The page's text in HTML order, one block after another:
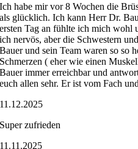
Ich habe mir vor 8 Wochen die
als glücklich. Ich kann Herr Dr.
ersten Tag an fühlte ich mich wohl
ich nervös, aber die Schwestern
Bauer und sein Team waren so so
Schmerzen ( eher wie einen
Bauer immer erreichbar und
euch allen sehr. Er ist vom Fach
11.12.2025
Super zufrieden
11.11.2025